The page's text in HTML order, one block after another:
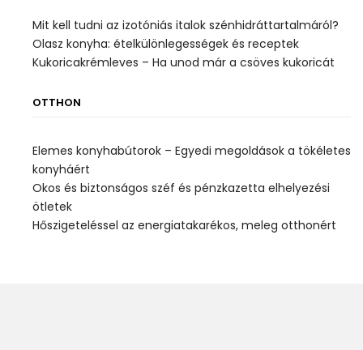
Mit kell tudni az izotóniás italok szénhidráttartalmáról?
Olasz konyha: ételkülönlegességek és receptek
Kukoricakrémleves – Ha unod már a csöves kukoricát
OTTHON
Elemes konyhabútorok – Egyedi megoldások a tökéletes
konyháért
Okos és biztonságos széf és pénzkazetta elhelyezési
ötletek
Hőszigeteléssel az energiatakarékos, meleg otthonért